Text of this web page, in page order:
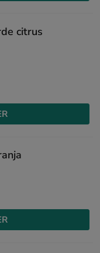
citrus